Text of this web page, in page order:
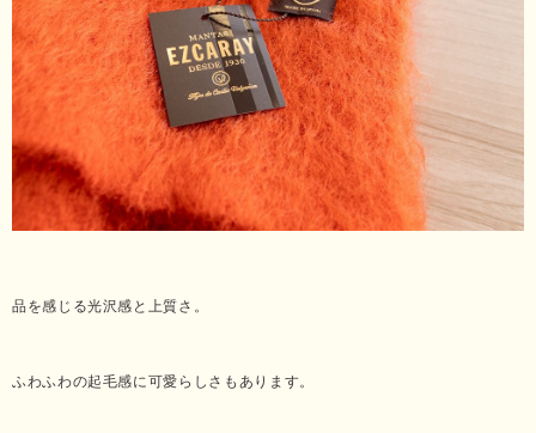
品を感じる光沢感と上質さ。
ふわふわの起毛感に可愛らしさもあります。